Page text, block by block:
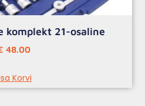
komplekt 21-osaline
48.00
Korvi